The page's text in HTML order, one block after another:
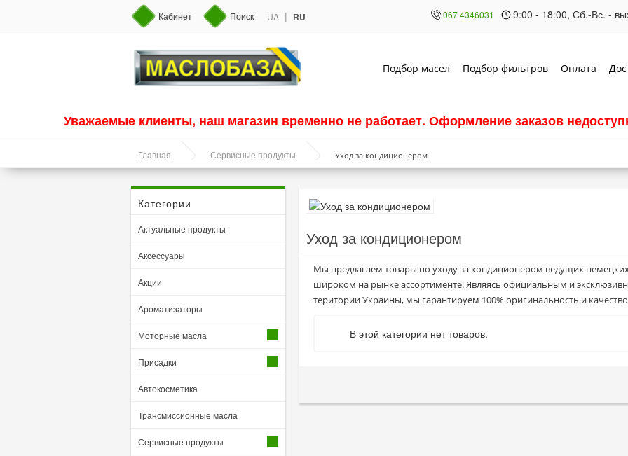
Кабинет Поиск UA | RU 067 4346031 9:00 - 18:00, Сб.-Вс. -
Подбор масел Подбор фильтров Оплата
Уважаемые клиенты, наш магазин временно не работает. Оформление заказов
Главная Сервисные продукты Уход за кондиционером
Категории
Актуальные продукты
Аксессуары
Акции
Ароматизаторы
Моторные масла
Присадки
Автокосметика
Трансмиссионные масла
Сервисные продукты
Уход за кондиционером
Мы предлагаем товары по уходу за кондиционером ведущих
широком на рынке ассортименте. Являясь официальным и
територии Украины, мы гарантируем 100% оригинальность и
В этой категории нет товаров.